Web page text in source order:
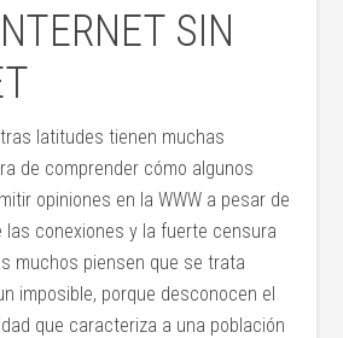
SIN
latitudes tienen muchas
de comprender cómo algunos
opiniones en la WWW a pesar de
conexiones y la fuerte censura
muchos piensen que se trata
imposible, porque desconocen el
que caracteriza a una población